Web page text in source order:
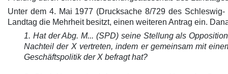
Unter dem 4. Mai 1977 (Drucksache 8/729 des
Landtag die Mehrheit besitzt, einen weiteren Antrag ein.
1. Hat der Abg. M... (SPD) seine Stellung als
Nachteil der X vertreten, indem er gemeinsam mit
Geschäftspolitik der X befragt hat?